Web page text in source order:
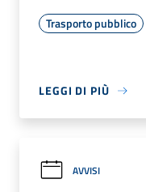
Trasporto pubblico
LEGGI DI PIÙ
AVVISI